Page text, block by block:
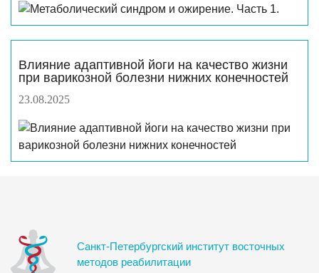
Влияние адаптивной йоги на качество жизни
при варикозной болезни нижних конечностей
23.08.2025
Санкт-Петербургский институт восточных
методов реабилитации